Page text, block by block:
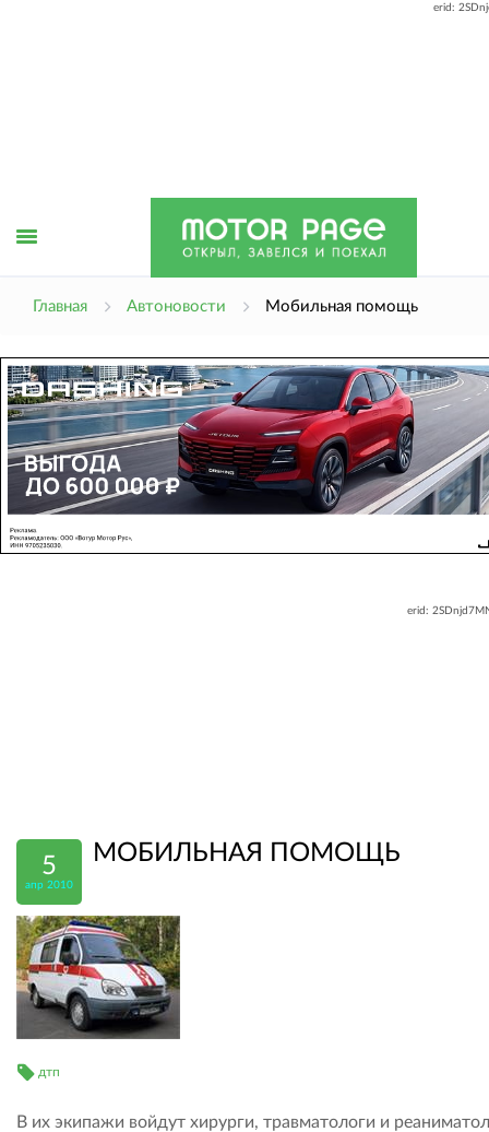
erid:
меню
Главная Автоновости Мобильная помощь
erid:
5
апр 2010
МОБИЛЬНАЯ ПОМОЩЬ
дтп
В их экипажи войдут хирурги, травматологи и